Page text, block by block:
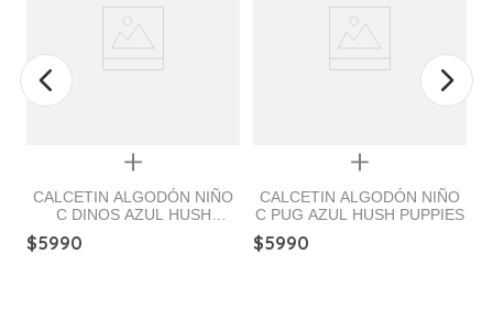
Quickview
CALCETIN ALGODÓN NIÑO
C DINOS AZUL HUSH
$5990
Quickview
CALCETIN ALGODÓN NIÑO
C PUG AZUL HUSH PUPPIES
$5990